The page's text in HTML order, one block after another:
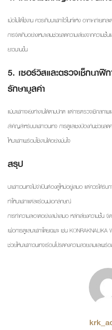
เมื่อไม่ได้ใช้งาน ควรเก็บนาฬิกาไว้ในที่แห้ง อากาศถ่าย
การจัดเก็บอย่างเหมาะสมช่วยลดความเสี่ยงจากความ
ยาวนานขึ้น
5. เซอร์วิสและตรวจเช็กนาฬิ
รักษามูลค่า
แม้นาฬิกาจะยังทำงานได้ตามปกติ แต่การตรวจเช็กสภาพ
สำคัญสำหรับนาฬิกาวินเทจ การดูแลเชิงป้องกันช่วยล
ให้นาฬิกาพร้อมใช้งานได้อย่างมั่นใจ
สรุป
นาฬิกาวินเทจไม่จำเป็นต้องดูใหม่อยู่เสมอ แต่ควรได้รับก
ทำให้นาฬิกาแต่ละเรือนมีเอกลักษณ์
การทำความสะอาดอย่างสม่ำเสมอ หลีกเลี่ยงความชื้
เพื่อการดูแลนาฬิกาโดยเฉพาะ เช่น
ช่วยให้นาฬิกาวินเทจเรือนโปรดคงความสวยงามและพร้อ